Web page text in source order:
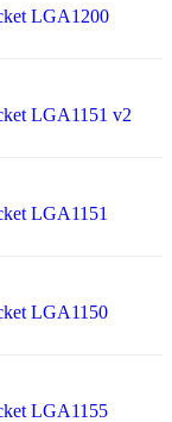
LGA1200
LGA1151 v2
LGA1151
LGA1150
LGA1155